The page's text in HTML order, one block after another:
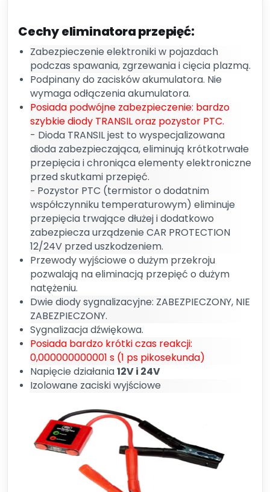
Cechy eliminatora przepięć:
Zabezpieczenie elektroniki w pojazdach
podczas spawania, zgrzewania i cięcia plazmą.
Podpinany do zacisków akumulatora. Nie
wymaga odłączenia akumulatora.
Posiada podwójne zabezpieczenie: bardzo
szybkie diody TRANSIL oraz pozystor PTC.
- Dioda TRANSIL jest to wyspecjalizowana
dioda zabezpieczająca, eliminują krótkotrwałe
przepięcia i chroniąca elementy elektroniczne
przed skutkami przepięć.
- Pozystor PTC (termistor o dodatnim
współczynniku temperaturowym) eliminuje
przepięcia trwające dłużej i dodatkowo
zabezpiecza urządzenie CAR PROTECTION
12/24V przed uszkodzeniem.
Przewody wyjściowe o dużym przekroju
pozwalają na eliminacją przepięć o dużym
natężeniu.
Dwie diody sygnalizacyjne: ZABEZPIECZONY, NIE
ZABEZPIECZONY.
Sygnalizacja dźwiękowa.
Posiada bardzo krótki czas reakcji:
0,000000000001 s (1 ps pikosekunda)
Napięcie działania12V i 24V
Izolowane zaciski wyjściowe